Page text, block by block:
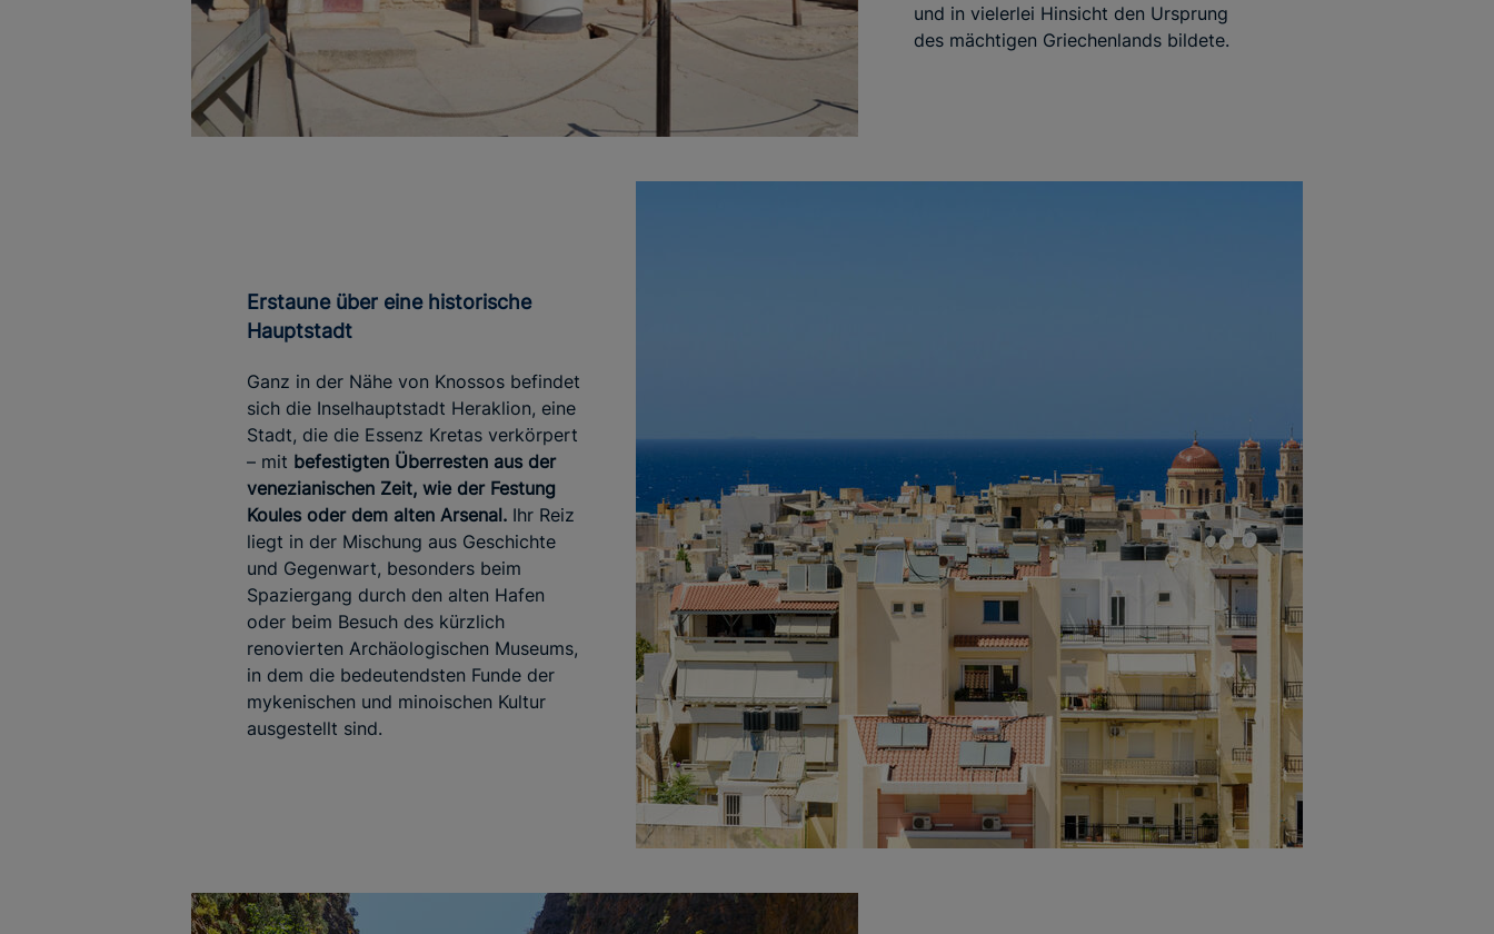
und in vielerlei Hinsicht den Ursprung
des mächtigen Griechenlands bildete.
Erstaune über eine historische
Hauptstadt
Ganz in der Nähe von Knossos befindet
sich die Inselhauptstadt Heraklion, eine
Stadt, die die Essenz Kretas verkörpert
– mit befestigten Überresten aus der
venezianischen Zeit, wie der Festung
Koules oder dem alten Arsenal. Ihr Reiz
liegt in der Mischung aus Geschichte
und Gegenwart, besonders beim
Spaziergang durch den alten Hafen
oder beim Besuch des kürzlich
renovierten Archäologischen Museums,
in dem die bedeutendsten Funde der
mykenischen und minoischen Kultur
ausgestellt sind.